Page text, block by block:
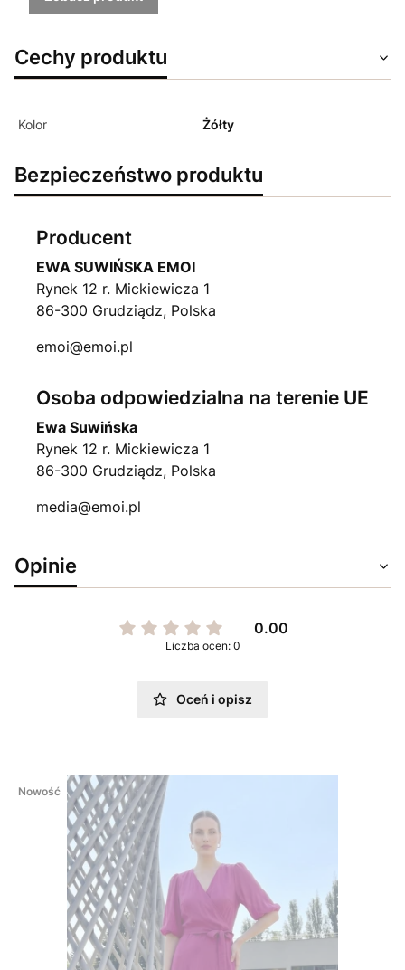
Cechy produktu
Kolor Żółty
Bezpieczeństwo produktu
Producent
EWA SUWIŃSKA EMOI
Rynek 12 r. Mickiewicza 1
86-300 Grudziądz, Polska
emoi@emoi.pl
Osoba odpowiedzialna na terenie UE
Ewa Suwińska
Rynek 12 r. Mickiewicza 1
86-300 Grudziądz, Polska
media@emoi.pl
Opinie
0.00
Liczba ocen: 0
Oceń i opisz
Nowość